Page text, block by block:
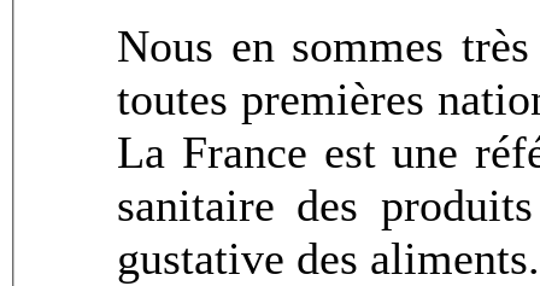
Nous en sommes
toutes premières
La France est une
sanitaire des
gustative des aliments.